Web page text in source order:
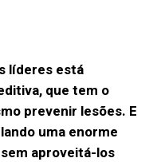
líderes está
que tem o
prevenir lesões. E
uma enorme
aproveitá-los